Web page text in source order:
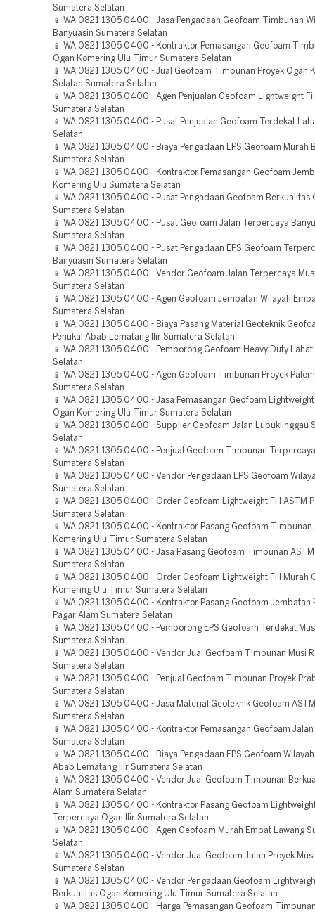
Sumatera Selatan
📱 WA 0821 1305 0400 - Jasa Pengadaan Geofoam Timbunan
Banyuasin Sumatera Selatan
📱 WA 0821 1305 0400 - Kontraktor Pemasangan Geofoam
Ogan Komering Ulu Timur Sumatera Selatan
📱 WA 0821 1305 0400 - Jual Geofoam Timbunan Proyek Ogan
Selatan Sumatera Selatan
📱 WA 0821 1305 0400 - Agen Penjualan Geofoam Lightweight
Sumatera Selatan
📱 WA 0821 1305 0400 - Pusat Penjualan Geofoam Terdekat
Selatan
📱 WA 0821 1305 0400 - Biaya Pengadaan EPS Geofoam Murah
Sumatera Selatan
📱 WA 0821 1305 0400 - Kontraktor Pemasangan Geofoam
Komering Ulu Sumatera Selatan
📱 WA 0821 1305 0400 - Pusat Pengadaan Geofoam Berkualitas
Sumatera Selatan
📱 WA 0821 1305 0400 - Pusat Geofoam Jalan Terpercaya
Sumatera Selatan
📱 WA 0821 1305 0400 - Pusat Pengadaan EPS Geofoam
Banyuasin Sumatera Selatan
📱 WA 0821 1305 0400 - Vendor Geofoam Jalan Terpercaya
Sumatera Selatan
📱 WA 0821 1305 0400 - Agen Geofoam Jembatan Wilayah
Sumatera Selatan
📱 WA 0821 1305 0400 - Biaya Pasang Material Geoteknik
Penukal Abab Lematang Ilir Sumatera Selatan
📱 WA 0821 1305 0400 - Pemborong Geofoam Heavy Duty
Selatan
📱 WA 0821 1305 0400 - Agen Geofoam Timbunan Proyek
Sumatera Selatan
📱 WA 0821 1305 0400 - Jasa Pemasangan Geofoam
Ogan Komering Ulu Timur Sumatera Selatan
📱 WA 0821 1305 0400 - Supplier Geofoam Jalan Lubuklinggau
Selatan
📱 WA 0821 1305 0400 - Penjual Geofoam Timbunan
Sumatera Selatan
📱 WA 0821 1305 0400 - Vendor Pengadaan EPS Geofoam
Sumatera Selatan
📱 WA 0821 1305 0400 - Order Geofoam Lightweight Fill ASTM
Sumatera Selatan
📱 WA 0821 1305 0400 - Kontraktor Pasang Geofoam Timbunan
Komering Ulu Timur Sumatera Selatan
📱 WA 0821 1305 0400 - Jasa Pasang Geofoam Timbunan
Sumatera Selatan
📱 WA 0821 1305 0400 - Order Geofoam Lightweight Fill Murah
Komering Ulu Timur Sumatera Selatan
📱 WA 0821 1305 0400 - Kontraktor Pasang Geofoam Jembatan
Pagar Alam Sumatera Selatan
📱 WA 0821 1305 0400 - Pemborong EPS Geofoam Terdekat
Sumatera Selatan
📱 WA 0821 1305 0400 - Vendor Jual Geofoam Timbunan Musi
Sumatera Selatan
📱 WA 0821 1305 0400 - Penjual Geofoam Timbunan Proyek
Sumatera Selatan
📱 WA 0821 1305 0400 - Jasa Material Geoteknik Geofoam
Sumatera Selatan
📱 WA 0821 1305 0400 - Kontraktor Pemasangan Geofoam Jalan
Sumatera Selatan
📱 WA 0821 1305 0400 - Biaya Pengadaan EPS Geofoam Wilayah
Abab Lematang Ilir Sumatera Selatan
📱 WA 0821 1305 0400 - Vendor Jual Geofoam Timbunan
Alam Sumatera Selatan
📱 WA 0821 1305 0400 - Kontraktor Pasang Geofoam
Terpercaya Ogan Ilir Sumatera Selatan
📱 WA 0821 1305 0400 - Agen Geofoam Murah Empat Lawang
Selatan
📱 WA 0821 1305 0400 - Vendor Jual Geofoam Jalan Proyek
Sumatera Selatan
📱 WA 0821 1305 0400 - Vendor Pengadaan Geofoam
Berkualitas Ogan Komering Ulu Timur Sumatera Selatan
📱 WA 0821 1305 0400 - Harga Pemasangan Geofoam